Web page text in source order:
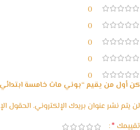
0
0
0
0
0
كن أول من يقيم “بوني ماث خامسة
لن يتم نشر عنوان بريدك الإلكتروني. الحقول
تقييمك *